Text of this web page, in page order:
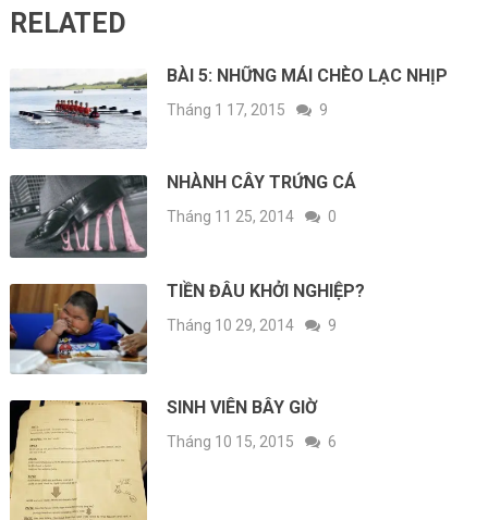
RELATED
BÀI 5: NHỮNG MÁI CHÈO LẠC NHỊP
Tháng 1 17, 2015 9
NHÀNH CÂY TRỨNG CÁ
Tháng 11 25, 2014 0
TIỀN ĐÂU KHỞI NGHIỆP?
Tháng 10 29, 2014 9
SINH VIÊN BÂY GIỜ
Tháng 10 15, 2015 6